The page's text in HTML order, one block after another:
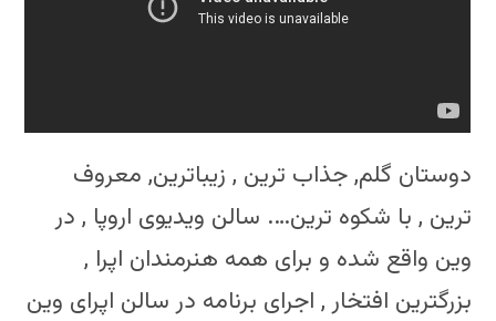
دوستان گلم, جذاب ترین , زیباترین, معروف
ترین , با شکوه ترین…. سالن ویدیوی اروپا , در
وین واقع شده و برای همه هنرمندان اپرا ,
بزرگترین افتخار , اجرای برنامه در سالن اپرای وین